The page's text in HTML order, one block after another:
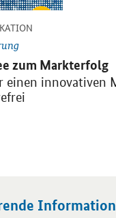
zum Markterfolg
einen innovativen